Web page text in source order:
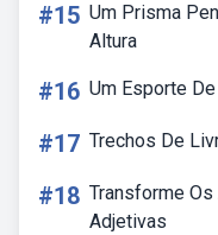
#15 Um Prisma
Altura
#16 Um Esporte
#17 Trechos De
#18 Transforme
Adjetivas